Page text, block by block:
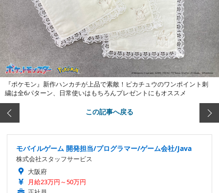
『ポケモン』新作ハンカチが上品で素敵！ピカチュウのワンポイント刺
繍は全6パターン、日常使いはもちろんプレゼントにもオススメ
この記事へ戻る
モバイルゲーム 開発担当/プログラマー/ゲーム会社/Java
株式会社スタッフサービス
大阪府
月給23万円～50万円